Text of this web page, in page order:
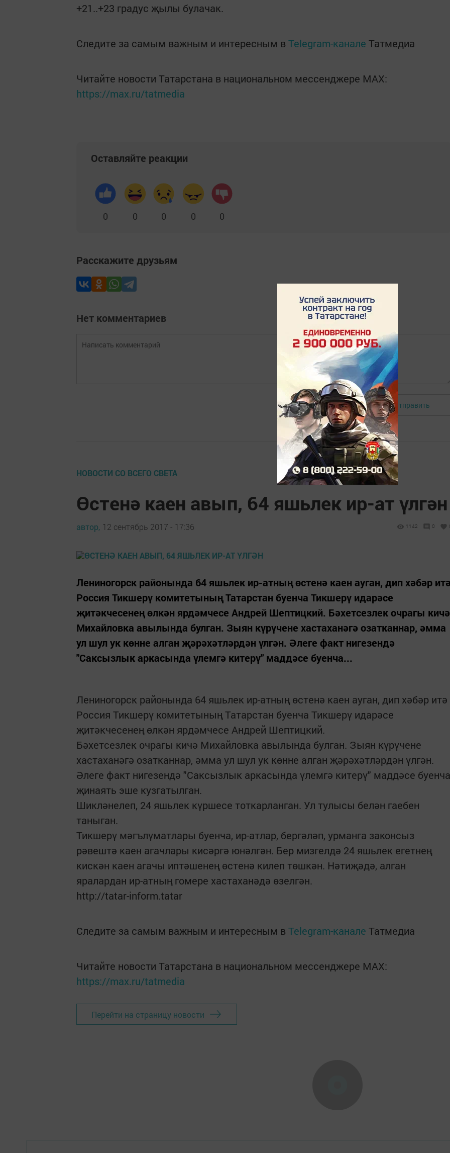
+21..+23 градус җылы булачак.
Следите за самым важным и интересным в Telegram-канале Татмедиа
Читайте новости Татарстана в национальном мессенджере MАХ:
https://max.ru/tatmedia
Оставляйте реакции
0 0 0 0 0
Расскажите друзьям
Нет комментариев
Авторизоваться Отправить
НОВОСТИ СО ВСЕГО СВЕТА
Өстенә каен авып, 64 яшьлек ир-ат үлгән
автор, 12 сентябрь 2017 - 17:36 1142 0
Лениногорск районында 64 яшьлек ир-атның өстенә каен ауган, дип хәбәр
Россия Тикшерү комитетының Татарстан буенча Тикшерү идарәсе
җитәкчесенең өлкән ярдәмчесе Андрей Шептицкий. Бәхетсезлек очрагы кичә
Михайловка авылында булган. Зыян күрүчене хастаханәгә озатканнар, әмма
ул шул ук көнне алган җәрәхәтләрдән үлгән. Әлеге факт нигезендә
"Саксызлык аркасында үлемгә китерү" маддәсе буенча...
Лениногорск районында 64 яшьлек ир-атның өстенә каен ауган, дип хәбәр итә
Россия Тикшерү комитетының Татарстан буенча Тикшерү идарәсе
җитәкчесенең өлкән ярдәмчесе Андрей Шептицкий.
Бәхетсезлек очрагы кичә Михайловка авылында булган. Зыян күрүчене
хастаханәгә озатканнар, әмма ул шул ук көнне алган җәрәхәтләрдән үлгән.
Әлеге факт нигезендә "Саксызлык аркасында үлемгә китерү" маддәсе буенча
җинаять эше кузгатылган.
Шикләнелеп, 24 яшьлек күршесе тоткарланган. Ул тулысы белән гаебен
таныган.
Тикшерү мәгълүматлары буенча, ир-атлар, бергәләп, урманга законсыз
рәвештә каен агачлары кисәргә юнәлгән. Бер мизгелдә 24 яшьлек егетнең
кискән каен агачы иптәшенең өстенә килеп төшкән. Нәтиҗәдә, алган
яралардан ир-атның гомере хастаханәдә өзелгән.
http://tatar-inform.tatar
Следите за самым важным и интересным в Telegram-канале Татмедиа
Читайте новости Татарстана в национальном мессенджере MАХ:
https://max.ru/tatmedia
Перейти на страницу новости